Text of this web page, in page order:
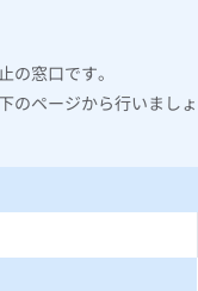
の窓口です。
のページから行いましょ